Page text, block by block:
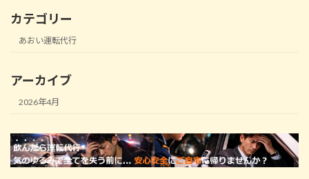
カテゴリー
あおい運転代行
アーカイブ
2026年4月